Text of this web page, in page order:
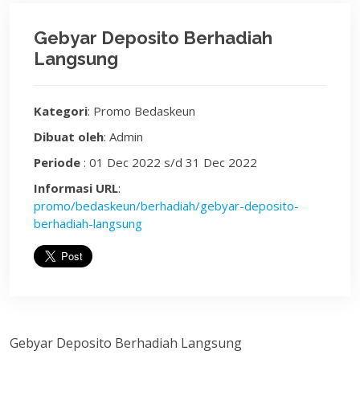
Gebyar Deposito Berhadiah
Langsung
Kategori: Promo Bedaskeun
Dibuat oleh: Admin
Periode : 01 Dec 2022 s/d 31 Dec 2022
Informasi URL:
promo/bedaskeun/berhadiah/gebyar-deposito-
berhadiah-langsung
Gebyar Deposito Berhadiah Langsung